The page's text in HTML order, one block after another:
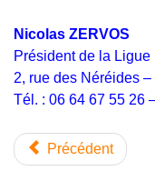
Nicolas ZERVOS
Président de la
2, rue des Néréides
Tél. : 06 64 67 55 26
Précédent